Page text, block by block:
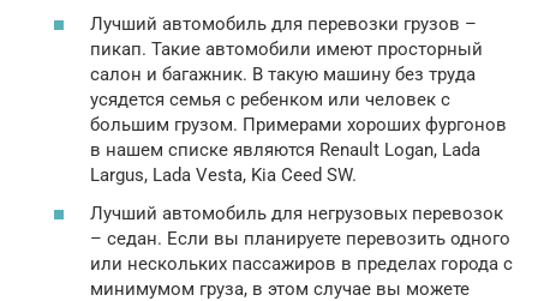
Лучший автомобиль для перевозки грузов –
пикап. Такие автомобили имеют просторный
салон и багажник. В такую ​​машину без труда
усядется семья с ребенком или человек с
большим грузом. Примерами хороших фургонов
в нашем списке являются Renault Logan, Lada
Largus, Lada Vesta, Kia Ceed SW.
Лучший автомобиль для негрузовых перевозок
– седан. Если вы планируете перевозить одного
или нескольких пассажиров в пределах города с
минимумом груза, в этом случае вы можете